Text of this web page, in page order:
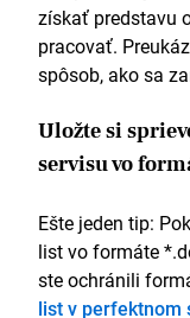
získať predstavu
pracovať.
spôsob, ako sa
Uložte si
servisu vo
Ešte jeden tip:
list vo formáte
ste ochránili
list v perfektnom